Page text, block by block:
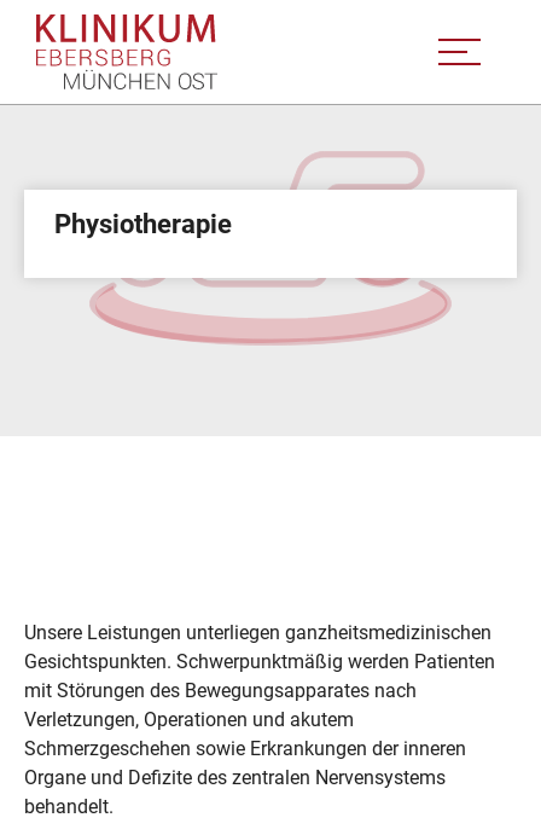
Physiotherapie
Unsere Leistungen unterliegen ganzheitsmedizinischen
Gesichtspunkten. Schwerpunktmäßig werden Patienten
mit Störungen des Bewegungsapparates nach
Verletzungen, Operationen und akutem
Schmerzgeschehen sowie Erkrankungen der inneren
Organe und Defizite des zentralen Nervensystems
behandelt.